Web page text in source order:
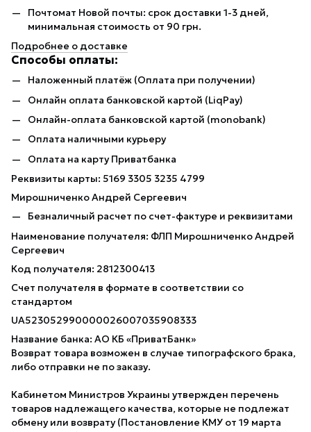
Почтомат Новой почты: срок доставки 1-3 дней,
минимальная стоимость от 90 грн.
Подробнее о доставке
Способы оплаты:
Наложенный платёж (Оплата при получении)
Онлайн оплата банковской картой (LiqPay)
Онлайн-оплата банковской картой (monobank)
Оплата наличными курьеру
Оплата на карту Приватбанка
Реквизиты карты: 5169 3305 3235 4799
Мирошниченко Андрей Сергеевич
Безналичный расчет по счет-фактуре и реквизитами
Наименование получателя: ФЛП Мирошниченко Андрей
Сергеевич
Код получателя: 2812300413
Счет получателя в формате в соответствии со
стандартом
UA523052990000026007035908333
Название банка: АО КБ «ПриватБанк»
Возврат товара возможен в случае типографского брака,
либо отправки не по заказу.
Кабинетом Министров Украины утвержден перечень
товаров надлежащего качества, которые не подлежат
обмену или возврату (Постановление КМУ от 19 марта